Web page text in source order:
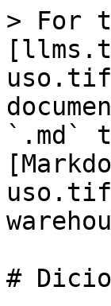
> For
`.md`
#